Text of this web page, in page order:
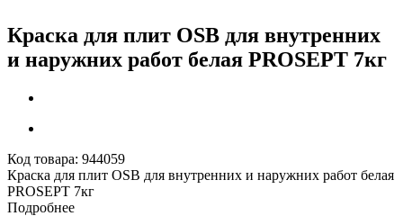
Краска для плит OSB для внутренних
и наружних работ белая PROSEPT 7кг
Код товара: 944059
Краска для плит OSB для внутренних и наружних работ белая
PROSEPT 7кг
Подробнее